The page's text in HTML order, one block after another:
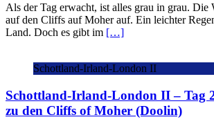
Als der Tag erwacht, ist alles grau in grau. Die
auf den Cliffs auf Moher auf. Ein leichter
Land. Doch es gibt im […]
Schottland-Irland-London II
Schottland-Irland-London II – Tag
zu den Cliffs of Moher (Doolin)